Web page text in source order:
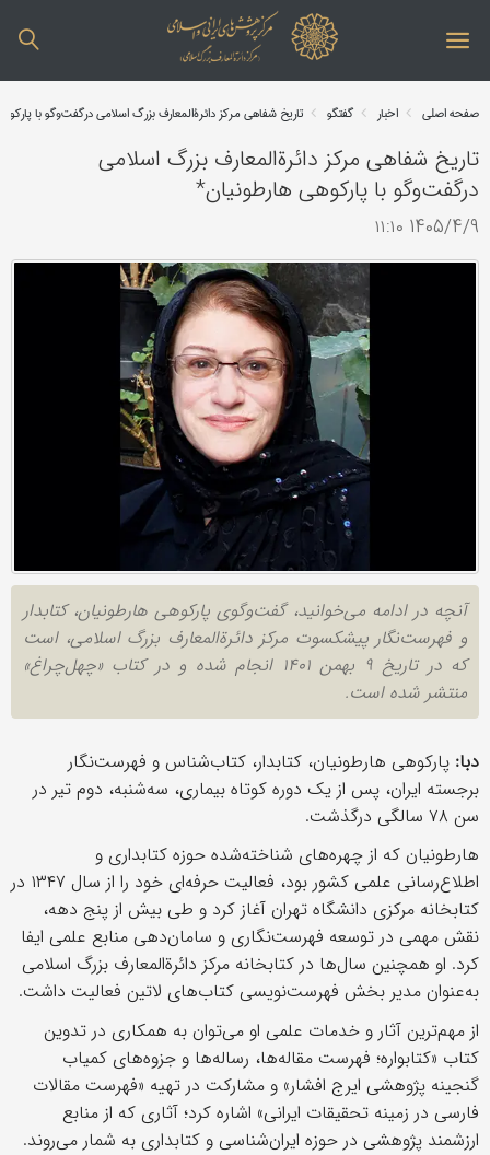
صفحه اصلی اخبار گفتگو تاریخ شفاهی مرکز دائرةالمعارف بزرگ اسلامی درگفت‌وگو با
تاریخ شفاهی مرکز دائرةالمعارف بزرگ اسلامی
درگفت‌وگو با پارکوهی هارطونیان*
1405/4/9 ۱۱:۱۰
آنچه در ادامه می‌خوانید، گفت‌وگوی پارکوهی هارطونیان، کتابدار
و فهرست‌نگار پیشکسوت مرکز دائرة‌المعارف بزرگ اسلامی، است
که در تاریخ ۹ بهمن ۱۴۰۱ انجام شده و در کتاب «چهل‌چراغ»
منتشر شده است.
دبا: پارکوهی هارطونیان، کتابدار، کتاب‌شناس و فهرست‌نگار
برجسته ایران، پس از یک دوره کوتاه بیماری، سه‌شنبه، دوم تیر در
سن ۷۸ سالگی درگذشت.
هارطونیان که از چهره‌های شناخته‌شده حوزه کتابداری و
اطلاع‌رسانی علمی کشور بود، فعالیت حرفه‌ای خود را از سال ۱۳۴۷ در
کتابخانه مرکزی دانشگاه تهران آغاز کرد و طی بیش از پنج دهه،
نقش مهمی در توسعه فهرست‌نگاری و سامان‌دهی منابع علمی ایفا
کرد. او همچنین سال‌ها در کتابخانه مرکز دائرةالمعارف بزرگ اسلامی
به‌عنوان مدیر بخش فهرست‌نویسی کتاب‌های لاتین فعالیت داشت.
از مهم‌ترین آثار و خدمات علمی او می‌توان به همکاری در تدوین
کتاب «کتابواره؛ فهرست مقاله‌ها، رساله‌ها و جزوه‌های کمیاب
گنجینه پژوهشی ایرج افشار» و مشارکت در تهیه «فهرست مقالات
فارسی در زمینه تحقیقات ایرانی» اشاره کرد؛ آثاری که از منابع
ارزشمند پژوهشی در حوزه ایران‌شناسی و کتابداری به شمار می‌روند.